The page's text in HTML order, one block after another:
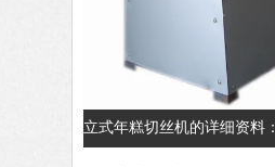
立式年糕切丝机的详细资料